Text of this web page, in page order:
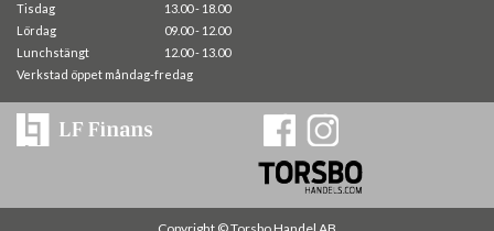
Tisdag
13.00 - 18.00
Lördag
09.00 - 12.00
Lunchstängt
12.00 - 13.00
Verkstad öppet måndag-fredag